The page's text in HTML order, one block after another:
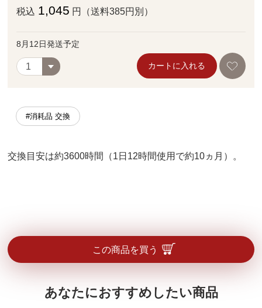
税込 1,045 円（送料385円別）
8月12日発送予定
カートに入れる
#消耗品 交換
交換目安は約3600時間（1日12時間使用で約10ヵ月）。
この商品を買う
あなたにおすすめしたい商品